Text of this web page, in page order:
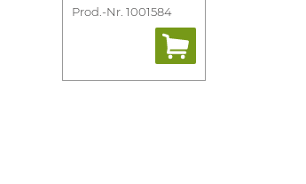
Prod.-Nr. 1001584